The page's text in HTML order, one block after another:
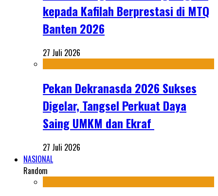
kepada Kafilah Berprestasi di MTQ
Banten 2026
27 Juli 2026
Pekan Dekranasda 2026 Sukses
Digelar, Tangsel Perkuat Daya
Saing UMKM dan Ekraf
27 Juli 2026
NASIONAL
Random